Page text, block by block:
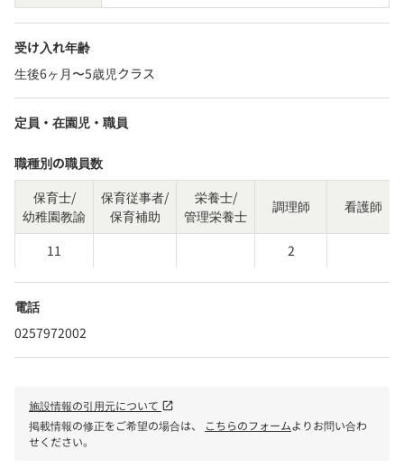
受け入れ年齢
生後6ヶ月〜5歳児クラス
定員・在園児・職員
職種別の職員数
保育士/
幼稚園教諭
保育従事者/
保育補助
栄養士/
管理栄養士
調理師 看護師
11 2
電話
0257972002
施設情報の引用元について open_in_new
掲載情報の修正をご希望の場合は、 こちらのフォームよりお問い合わ
せください。